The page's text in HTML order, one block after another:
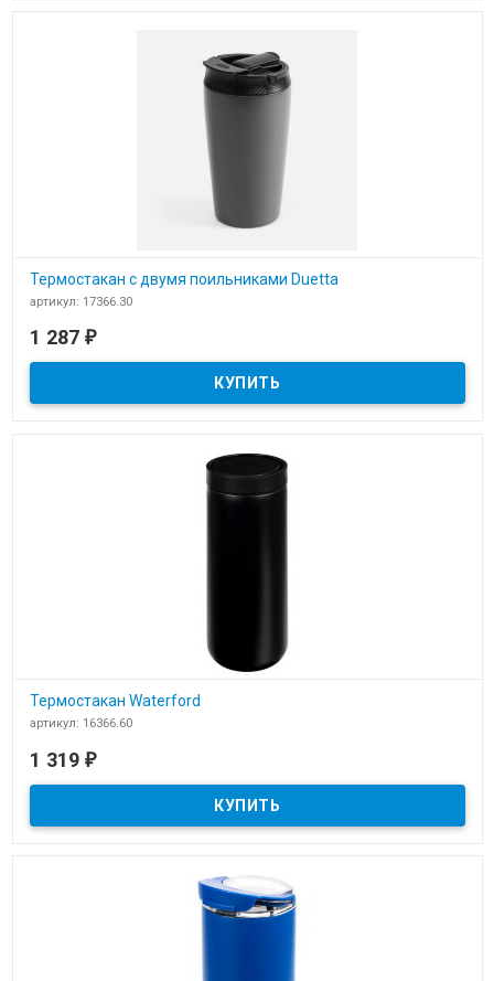
Термостакан с двумя поильниками Duetta
артикул: 17366.30
1 287 ₽
Термостакан Waterford
артикул: 16366.60
1 319 ₽